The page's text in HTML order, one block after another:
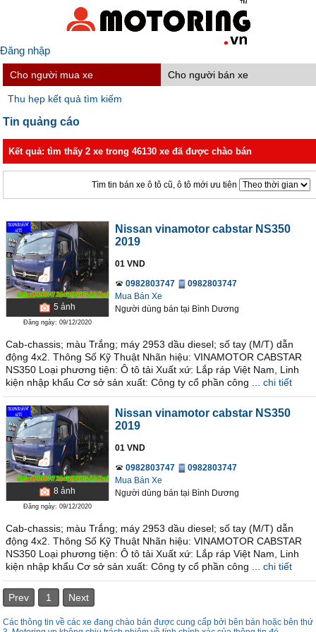
Đăng nhập
Cho người mua xe Cho người bán xe
Thu hẹp kết quả tìm kiếm
Tin quảng cáo
Kết quả: tìm thấy 2 xe trong 46130 xe đã được chào bán
Tìm tin bán xe ô tô cũ, ô tô mới ưu tiên
5 ảnh
Đăng ngày: 09/12/2020
Nissan vinamotor cabstar NS350
2019
01 VND
0982803747
0982803747
Mua Bán Xe
Người dùng bán tại Bình Dương
Cab-chassis; màu Trắng; máy 2953 dầu diesel; số tay (M/T) dẫn
động 4x2. Thông Số Kỹ Thuật Nhãn hiệu: VINAMOTOR CABSTAR
NS350 Loại phương tiện: Ô tô tải Xuất xứ: Lắp ráp Việt Nam, Linh
kiện nhập khẩu Cơ sở sản xuất: Công ty cổ phần công ...
chi tiết
8 ảnh
Đăng ngày: 09/12/2020
Nissan vinamotor cabstar NS350
2019
01 VND
0982803747
0982803747
Mua Bán Xe
Người dùng bán tại Bình Dương
Cab-chassis; màu Trắng; máy 2953 dầu diesel; số tay (M/T) dẫn
động 4x2. Thông Số Kỹ Thuật Nhãn hiệu: VINAMOTOR CABSTAR
NS350 Loại phương tiện: Ô tô tải Xuất xứ: Lắp ráp Việt Nam, Linh
kiện nhập khẩu Cơ sở sản xuất: Công ty cổ phần công ...
chi tiết
Prev 1 Next
Các thông tin về các xe đang chào bán được cung cấp bởi bên bán hoặc bên thứ